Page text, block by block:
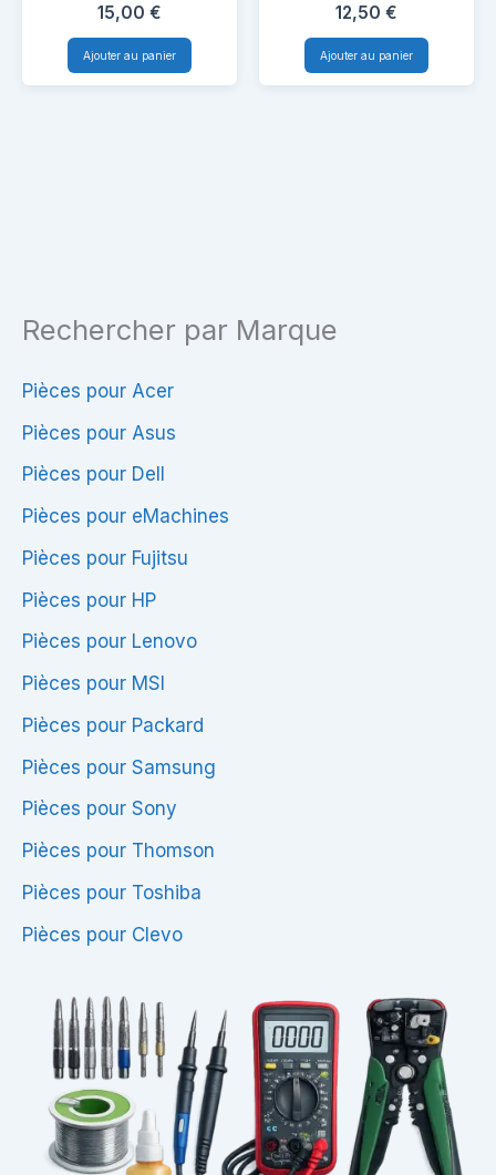
Rechercher par Marque
Pièces pour Acer
Pièces pour Asus
Pièces pour Dell
Pièces pour eMachines
Pièces pour Fujitsu
Pièces pour HP
Pièces pour Lenovo
Pièces pour MSI
Pièces pour Packard
Pièces pour Samsung
Pièces pour Sony
Pièces pour Thomson
Pièces pour Toshiba
Pièces pour Clevo
Poignée
pour
Samsung
15,00 €
Ajouter au panier
Poigne
pour
Asus
12,50 €
Ajouter au panier